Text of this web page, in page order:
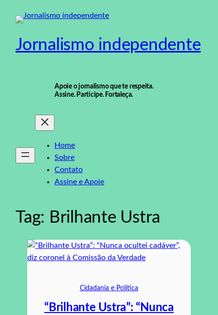
para
conteúdo
Jornalismo independente
Apoie o jornalismo que te respeita.
Assine. Participe. Fortaleça.
Home
Sobre
Contato
Assine e Apoie
Tag: Brilhante Ustra
Cidadania e Política
“Brilhante Ustra”: “Nunca